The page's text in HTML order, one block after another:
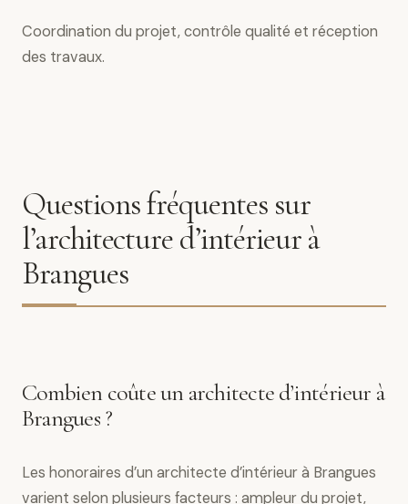
Coordination du projet, contrôle qualité et réception
des travaux.
Questions fréquentes sur
l’architecture d’intérieur à
Brangues
Combien coûte un architecte d’intérieur à
Brangues ?
Les honoraires d’un architecte d’intérieur à Brangues
varient selon plusieurs facteurs : ampleur du projet,